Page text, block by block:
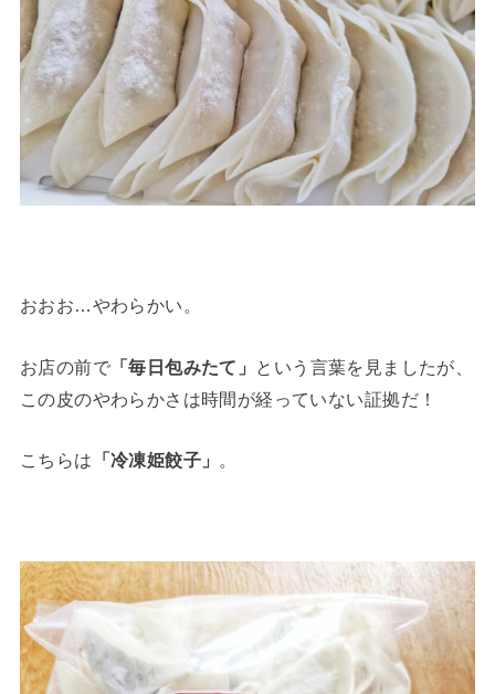
おおお…やわらかい。
お店の前で「毎日包みたて」 という言葉を見ましたが、
この皮のやわらかさは時間が経っていない証拠だ！
こちらは 「冷凍姫餃子」 。